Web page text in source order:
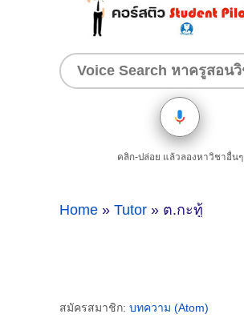
คลิก-ปล่อย แล้วลองหาวิชาอื่นๆ
Home » Tutor » ต.กะทู้
สมัครสมาชิก: บทความ (Atom)